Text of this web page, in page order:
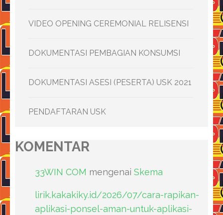
VIDEO OPENING CEREMONIAL RELISENSI
DOKUMENTASI PEMBAGIAN KONSUMSI
DOKUMENTASI ASESI (PESERTA) USK 2021
PENDAFTARAN USK
KOMENTAR
33WIN COM mengenai Skema
lirik.kakakiky.id/2026/07/cara-rapikan-
aplikasi-ponsel-aman-untuk-aplikasi-